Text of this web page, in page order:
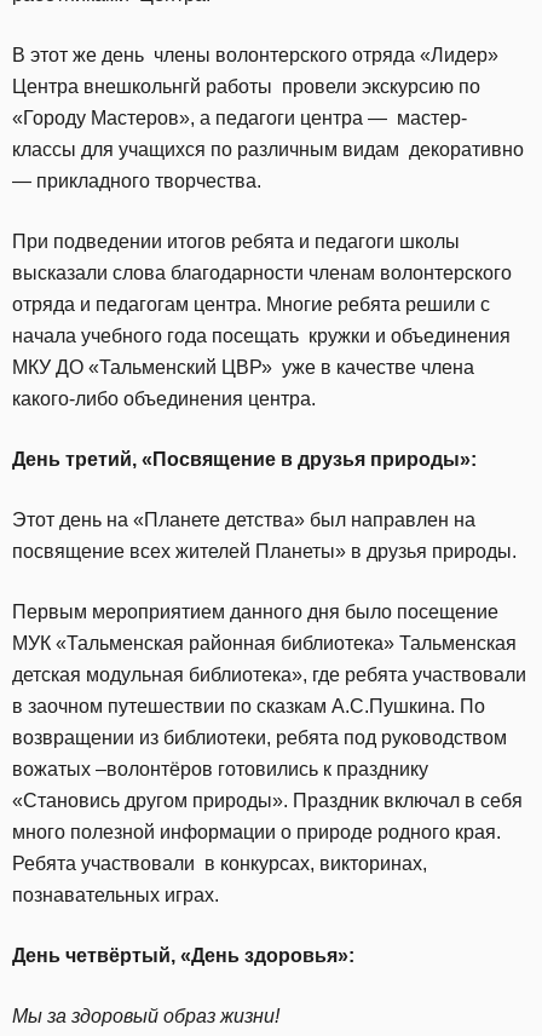
В этот же день члены волонтерского отряда «Лидер»
Центра внешкольнгй работы провели экскурсию по
«Городу Мастеров», а педагоги центра — мастер-
классы для учащихся по различным видам декоративно
— прикладного творчества.
При подведении итогов ребята и педагоги школы
высказали слова благодарности членам волонтерского
отряда и педагогам центра. Многие ребята решили с
начала учебного года посещать кружки и объединения
МКУ ДО «Тальменский ЦВР» уже в качестве члена
какого-либо объединения центра.
День третий, «Посвящение в друзья природы»:
Этот день на «Планете детства» был направлен на
посвящение всех жителей Планеты» в друзья природы.
Первым мероприятием данного дня было посещение
МУК «Тальменская районная библиотека» Тальменская
детская модульная библиотека», где ребята участвовали
в заочном путешествии по сказкам А.С.Пушкина. По
возвращении из библиотеки, ребята под руководством
вожатых –волонтёров готовились к празднику
«Становись другом природы». Праздник включал в себя
много полезной информации о природе родного края.
Ребята участвовали в конкурсах, викторинах,
познавательных играх.
День четвёртый, «День здоровья»:
Мы за здоровый образ жизни!